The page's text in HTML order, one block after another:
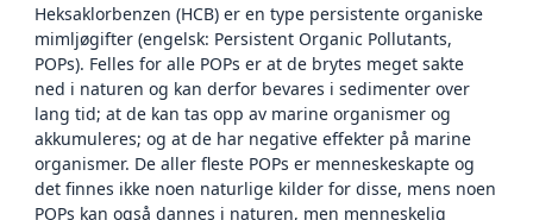
Heksaklorbenzen (HCB) er en type persistente organiske
mimljøgifter (engelsk: Persistent Organic Pollutants,
POPs). Felles for alle POPs er at de brytes meget sakte
ned i naturen og kan derfor bevares i sedimenter over
lang tid; at de kan tas opp av marine organismer og
akkumuleres; og at de har negative effekter på marine
organismer. De aller fleste POPs er menneskeskapte og
det finnes ikke noen naturlige kilder for disse, mens noen
POPs kan også dannes i naturen, men menneskelig